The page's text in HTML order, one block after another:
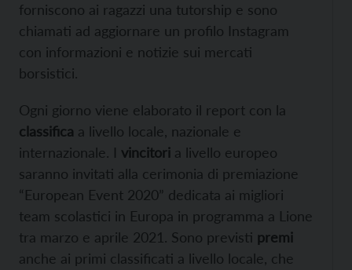
forniscono ai ragazzi una tutorship e sono
chiamati ad aggiornare un profilo Instagram
con informazioni e notizie sui mercati
borsistici.
Ogni giorno viene elaborato il report con la
classifica a livello locale, nazionale e
internazionale. I vincitori a livello europeo
saranno invitati alla cerimonia di premiazione
“European Event 2020” dedicata ai migliori
team scolastici in Europa in programma a Lione
tra marzo e aprile 2021. Sono previsti premi
anche ai primi classificati a livello locale, che